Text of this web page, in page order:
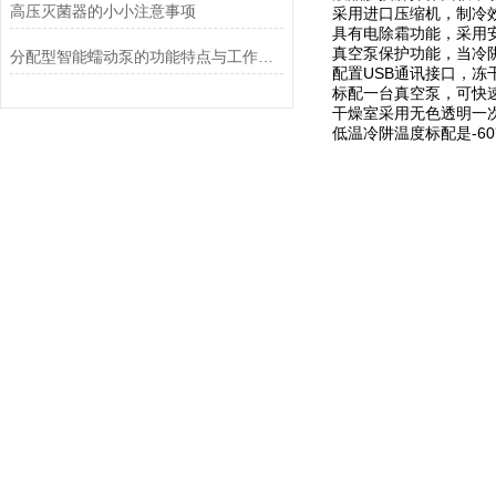
高压灭菌器的小小注意事项
分配型智能蠕动泵的功能特点与工作模式介绍
采用进口压缩机，制冷
具有电除霜功能，采用
真空泵保护功能，当冷
配置USB通讯接口，冻
标配一台真空泵，可快
干燥室采用无色透明一
低温冷阱温度标配是-